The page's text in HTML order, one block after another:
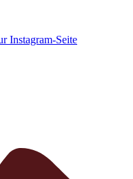
Instagram-Seite